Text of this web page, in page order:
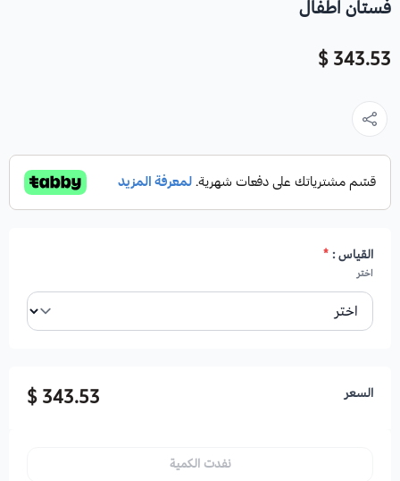
فستان اطفال
343.53 $
القياس :*
اختر
السعر 343.53 $
نفدت الكمية